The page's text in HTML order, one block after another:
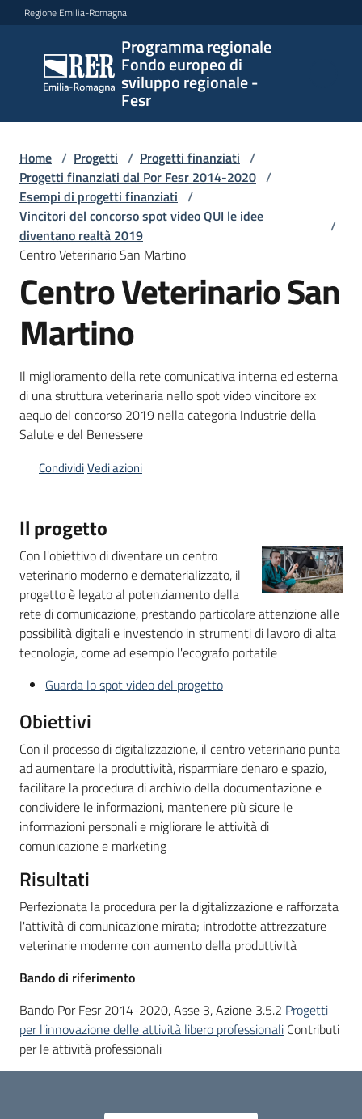
Vai al contenuto
Vai alla navigazione
Vai al footer
Regione Emilia-Romagna
Programma regionale
Fondo europeo di
sviluppo regionale -
Fesr
Programma
regionale
Fondo
europeo di
regionale -
Fesr
Novità
Programmi
Opportunità
attività
Menu selezionato
Servizi
Comunicazione
e
partecipazione
Seguici
su
Home / Progetti / Progetti finanziati /
Progetti finanziati dal Por Fesr 2014-2020 /
Esempi di progetti finanziati /
Vincitori del concorso spot video QUI le idee
diventano realtà 2019
/
Centro Veterinario San Martino
Centro Veterinario San
Martino
Il miglioramento della rete comunicativa interna ed esterna
di una struttura veterinaria nello spot video vincitore ex
aequo del concorso 2019 nella categoria Industrie della
Salute e del Benessere
CondividiVedi azioni
Il progetto
Con l'obiettivo di diventare un centro
veterinario moderno e dematerializzato, il
progetto è legato al potenziamento della
rete di comunicazione, prestando particolare attenzione alle
possibilità digitali e investendo in strumenti di lavoro di alta
tecnologia, come ad esempio l'ecografo portatile
Guarda lo spot video del progetto
Obiettivi
Con il processo di digitalizzazione, il centro veterinario punta
ad aumentare la produttività, risparmiare denaro e spazio,
facilitare la procedura di archivio della documentazione e
condividere le informazioni, mantenere più sicure le
informazioni personali e migliorare le attività di
comunicazione e marketing
Risultati
Perfezionata la procedura per la digitalizzazione e rafforzata
l'attività di comunicazione mirata; introdotte attrezzature
veterinarie moderne con aumento della produttività
Bando di riferimento
Bando Por Fesr 2014-2020, Asse 3, Azione 3.5.2 Progetti
per l'innovazione delle attività libero professionali Contributi
per le attività professionali